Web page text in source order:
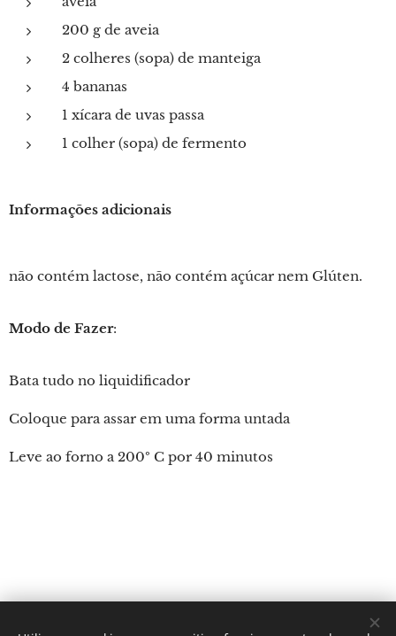
200 g de aveia
2 colheres (sopa) de manteiga
4 bananas
1 xícara de uvas passa
1 colher (sopa) de fermento
Informações adicionais
não contém lactose, não contém açúcar nem Glúten.
Modo de Fazer:
Bata tudo no liquidificador
Coloque para assar em uma forma untada
Leve ao forno a 200º C por 40 minutos